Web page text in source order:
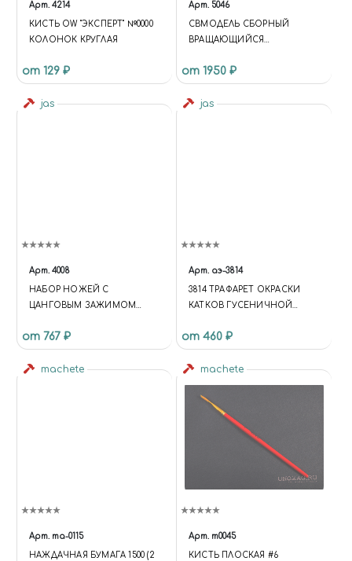
Арт. 4214
КИСТЬ OW "ЭКСПЕРТ" №0000
КОЛОНОК КРУГЛАЯ
от 129 ₽
Арт. 5046
СВМОДЕЛЬ СБОРНЫЙ
ВРАЩАЮЩИЙСЯ
от 1950 ₽
jas
Арт. 4008
НАБОР НОЖЕЙ С
ЦАНГОВЫМ ЗАЖИМОМ
ПРЕДМЕТОВ JAS 4008
от 767 ₽
jas
Арт. аэ-3814
3814 ТРАФАРЕТ ОКРАСКИ
КАТКОВ ГУСЕНИЧНОЙ
от 460 ₽
machete
Арт. ma-0115
НАЖДАЧНАЯ БУМАГА 1500 (2
machete
Арт. m0045
КИСТЬ ПЛОСКАЯ #6